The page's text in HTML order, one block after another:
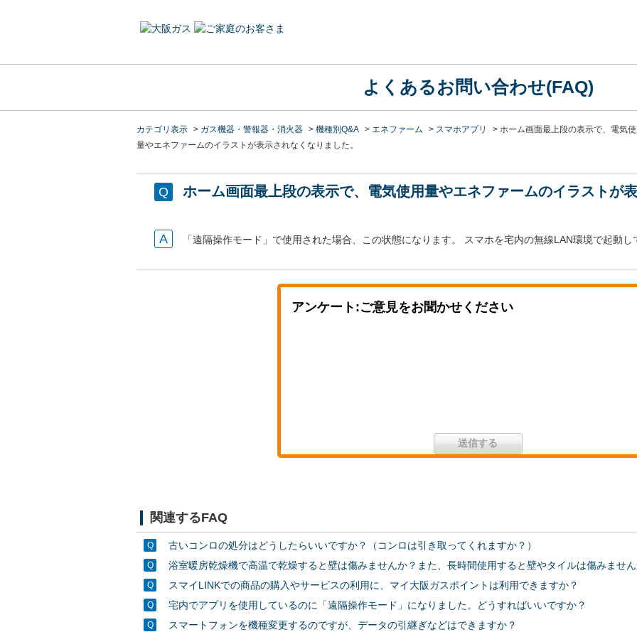
よくあるお問い合わせ(FAQ)
カテゴリ表示 > ガス機器・警報器・消火器 > 機種別Q&A > エネファーム > スマホアプリ > ホーム画面最上段の表示で、電気
量やエネファームのイラストが表示されなくなりました。
ホーム画面最上段の表示で、電気使用量やエネファームのイラストが
「遠隔操作モード」で使用された場合、この状態になります。 スマホを宅内の無線LAN環境で起動
アンケート:ご意見をお聞かせください
関連するFAQ
古いコンロの処分はどうしたらいいですか？（コンロは引き取ってくれますか？）
浴室暖房乾燥機で高温で乾燥すると壁は傷みませんか？また、長時間使用すると壁やタイルは傷みませ
スマイLINKでの商品の購入やサービスの利用に、マイ大阪ガスポイントは利用できますか？
宅内でアプリを使用しているのに「遠隔操作モード」になりました。どうすればいいですか？
スマートフォンを機種変更するのですが、データの引継ぎなどはできますか？